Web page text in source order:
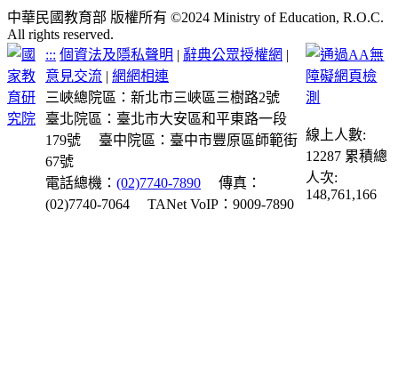
中華民國教育部 版權所有 ©2024 Ministry of Education, R.O.C.
All rights reserved.
::: 個資法及隱私聲明 | 辭典公眾授權網 |
意見交流 |網網相連
三峽總院區：新北市三峽區三樹路2號
臺北院區：臺北市大安區和平東路一段
179號
臺中院區：臺中市豐原區師範街
67號
電話總機：(02)7740-7890
傳真：
(02)7740-7064
TANet VoIP：9009-7890
線上人數:
12287 累積總
人次:
148,761,166